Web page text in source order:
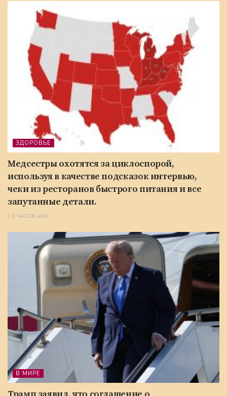
ЗДОРОВЬЕ
Медсестры охотятся за циклоспорой,
используя в качестве подсказок интервью,
чеки из ресторанов быстрого питания и все
запутанные детали.
9 ЧАСОВ AGO
В МИРЕ